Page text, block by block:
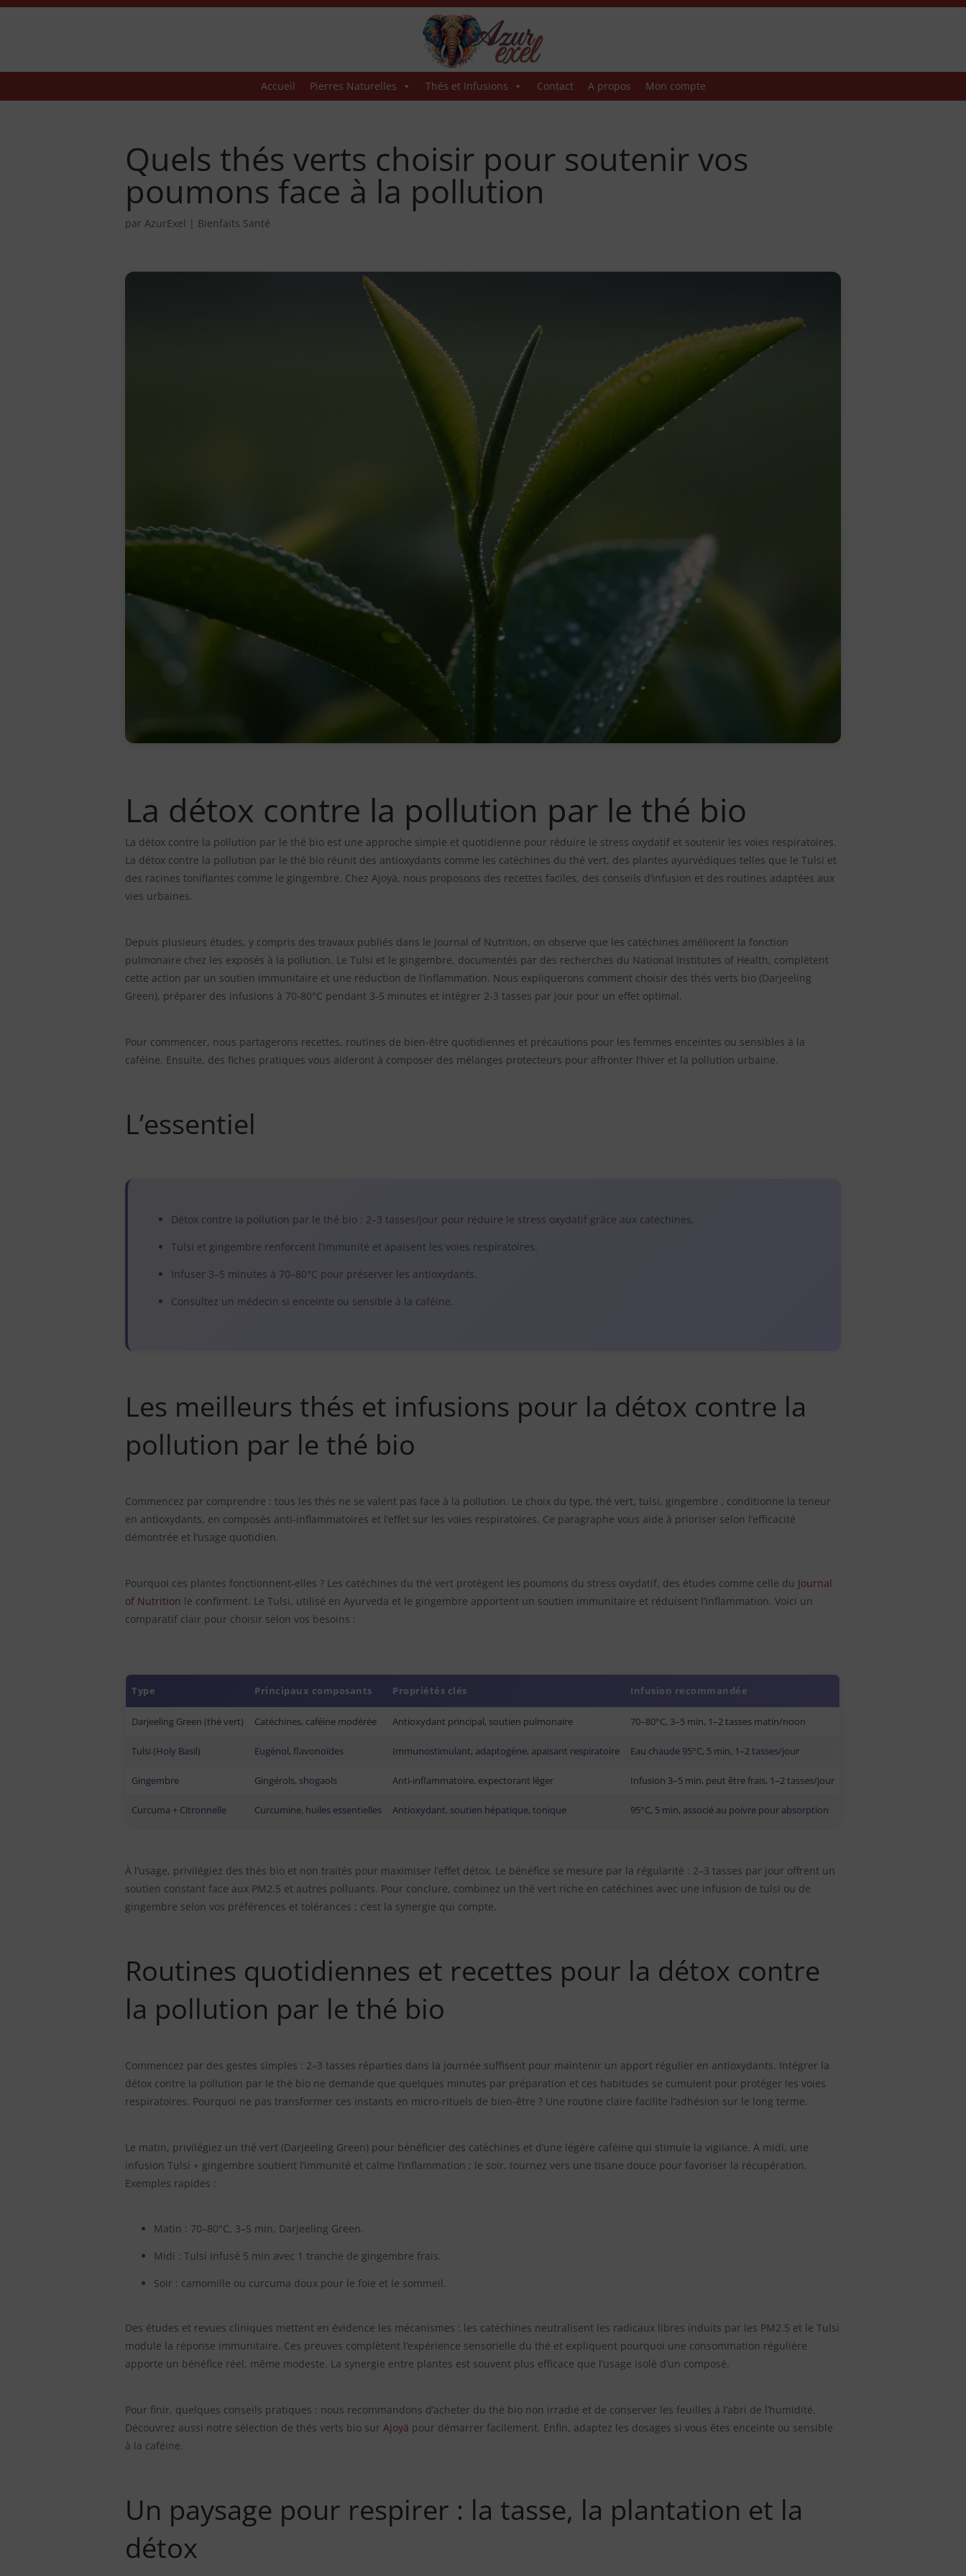
Accueil Pierres Naturelles Thés et Infusions Contact A propos Mon compte
Quels thés verts choisir pour soutenir vos
poumons face à la pollution
parAzurExel | Bienfaits Santé
La détox contre la pollution par le thé bio
La détox contre la pollution par le thé bio est une approche simple et quotidienne pour réduire le stress oxydatif et soutenir les voies respiratoires.
La détox contre la pollution par le thé bio réunit des antioxydants comme les catéchines du thé vert, des plantes ayurvédiques telles que le Tulsi et
des racines tonifiantes comme le gingembre. Chez Ajoyä, nous proposons des recettes faciles, des conseils d’infusion et des routines adaptées aux
vies urbaines.
Depuis plusieurs études, y compris des travaux publiés dans le Journal of Nutrition, on observe que les catéchines améliorent la fonction
pulmonaire chez les exposés à la pollution. Le Tulsi et le gingembre, documentés par des recherches du National Institutes of Health, complètent
cette action par un soutien immunitaire et une réduction de l’inflammation. Nous expliquerons comment choisir des thés verts bio (Darjeeling
Green), préparer des infusions à 70-80°C pendant 3-5 minutes et intégrer 2-3 tasses par jour pour un effet optimal.
Pour commencer, nous partagerons recettes, routines de bien-être quotidiennes et précautions pour les femmes enceintes ou sensibles à la
caféine. Ensuite, des fiches pratiques vous aideront à composer des mélanges protecteurs pour affronter l’hiver et la pollution urbaine.
L’essentiel
Détox contre la pollution par le thé bio : 2–3 tasses/jour pour réduire le stress oxydatif grâce aux catéchines.
Tulsi et gingembre renforcent l’immunité et apaisent les voies respiratoires.
Infuser 3–5 minutes à 70–80°C pour préserver les antioxydants.
Consultez un médecin si enceinte ou sensible à la caféine.
Les meilleurs thés et infusions pour la détox contre la
pollution par le thé bio
Commencez par comprendre : tous les thés ne se valent pas face à la pollution. Le choix du type, thé vert, tulsi, gingembre , conditionne la teneur
en antioxydants, en composés anti-inflammatoires et l’effet sur les voies respiratoires. Ce paragraphe vous aide à prioriser selon l’efficacité
démontrée et l’usage quotidien.
Pourquoi ces plantes fonctionnent-elles ? Les catéchines du thé vert protègent les poumons du stress oxydatif, des études comme celle du Journal
of Nutrition le confirment. Le Tulsi, utilisé en Ayurveda et le gingembre apportent un soutien immunitaire et réduisent l’inflammation. Voici un
comparatif clair pour choisir selon vos besoins :
Type Principaux composants Propriétés clés Infusion recommandée
Darjeeling Green (thé vert) Catéchines, caféine modérée Antioxydant principal, soutien pulmonaire 70–80°C, 3–5 min, 1–2 tasses matin/noon
Tulsi (Holy Basil) Eugénol, flavonoïdes Immunostimulant, adaptogène, apaisant respiratoire Eau chaude 95°C, 5 min, 1–2 tasses/jour
Gingembre Gingérols, shogaols Anti-inflammatoire, expectorant léger Infusion 3–5 min, peut être frais, 1–2 tasses/jour
Curcuma + Citronnelle Curcumine, huiles essentielles Antioxydant, soutien hépatique, tonique 95°C, 5 min, associé au poivre pour absorption
À l’usage, privilégiez des thés bio et non traités pour maximiser l’effet détox. Le bénéfice se mesure par la régularité : 2–3 tasses par jour offrent un
soutien constant face aux PM2.5 et autres polluants. Pour conclure, combinez un thé vert riche en catéchines avec une infusion de tulsi ou de
gingembre selon vos préférences et tolérances ; c’est la synergie qui compte.
Routines quotidiennes et recettes pour la détox contre
la pollution par le thé bio
Commencez par des gestes simples : 2–3 tasses réparties dans la journée suffisent pour maintenir un apport régulier en antioxydants. Intégrer la
détox contre la pollution par le thé bio ne demande que quelques minutes par préparation et ces habitudes se cumulent pour protéger les voies
respiratoires. Pourquoi ne pas transformer ces instants en micro-rituels de bien-être ? Une routine claire facilite l’adhésion sur le long terme.
Le matin, privilégiez un thé vert (Darjeeling Green) pour bénéficier des catéchines et d’une légère caféine qui stimule la vigilance. À midi, une
infusion Tulsi + gingembre soutient l’immunité et calme l’inflammation ; le soir, tournez vers une tisane douce pour favoriser la récupération.
Exemples rapides :
Matin : 70–80°C, 3–5 min, Darjeeling Green.
Midi : Tulsi infusé 5 min avec 1 tranche de gingembre frais.
Soir : camomille ou curcuma doux pour le foie et le sommeil.
Des études et revues cliniques mettent en évidence les mécanismes : les catéchines neutralisent les radicaux libres induits par les PM2.5 et le Tulsi
module la réponse immunitaire. Ces preuves complètent l’expérience sensorielle du thé et expliquent pourquoi une consommation régulière
apporte un bénéfice réel, même modeste. La synergie entre plantes est souvent plus efficace que l’usage isolé d’un composé.
Pour finir, quelques conseils pratiques : nous recommandons d’acheter du thé bio non irradié et de conserver les feuilles à l’abri de l’humidité.
Découvrez aussi notre sélection de thés verts bio surAjoyä pour démarrer facilement. Enfin, adaptez les dosages si vous êtes enceinte ou sensible
à la caféine.
Un paysage pour respirer : la tasse, la plantation et la
détox